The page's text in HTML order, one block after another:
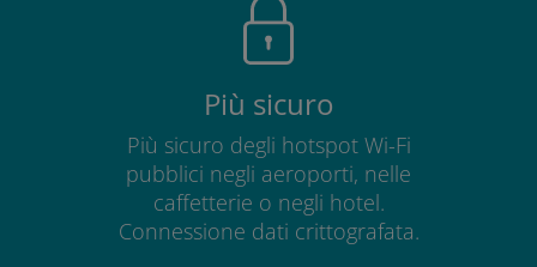
Più sicuro
Più sicuro degli hotspot Wi-Fi
pubblici negli aeroporti, nelle
caffetterie o negli hotel.
Connessione dati crittografata.